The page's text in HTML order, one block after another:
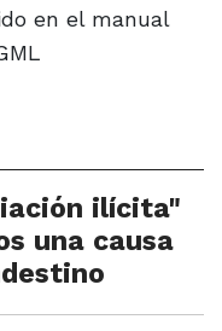
en el manual
ilícita"
una causa